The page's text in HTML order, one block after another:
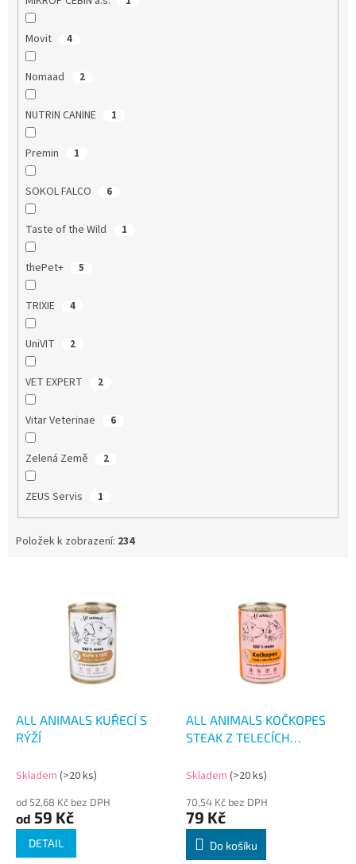
Movit 4
Nomaad 2
NUTRIN CANINE 1
Premin 1
SOKOL FALCO 6
Taste of the Wild 1
thePet+ 5
TRIXIE 4
UniVIT 2
VET EXPERT 2
Vitar Veterinae 6
Zelená Země 2
ZEUS Servis 1
Položek k zobrazení: 234
ALL ANIMALS KUŘECÍ S
RÝŽÍ
Skladem (>20 ks)
od 52,68 Kč bez DPH
od 59 Kč
DETAIL
ALL ANIMALS KOČKOPES
STEAK Z TELECÍCH
Skladem (>20 ks)
70,54 Kč bez DPH
79 Kč
Do košíku